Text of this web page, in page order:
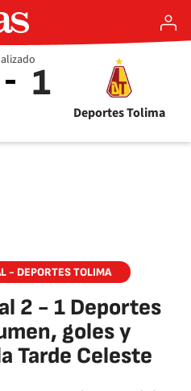
Deportes Tolima
1
- DEPORTES TOLIMA
2 - 1 Deportes
goles y
Tarde Celeste